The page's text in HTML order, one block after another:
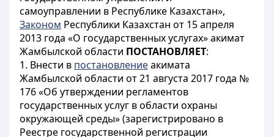
самоуправлении в Республике Казахстан»,
Законом Республики Казахстан от 15 апреля
2013 года «О государственных услугах» акимат
Жамбылской области ПОСТАНОВЛЯЕТ:
1. Внести в постановлениеакимата
Жамбылской области от 21 августа 2017 года №
176 «Об утверждении регламентов
государственных услуг в области охраны
окружающей среды» (зарегистрировано в
Реестре государственной регистрации